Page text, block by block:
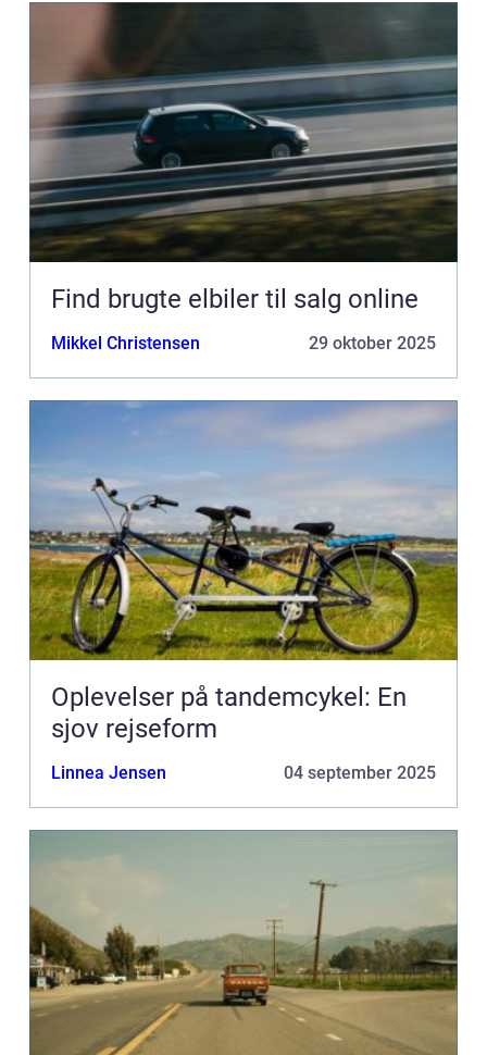
Find brugte elbiler til salg online
Mikkel Christensen 29 oktober 2025
Oplevelser på tandemcykel: En
sjov rejseform
Linnea Jensen 04 september 2025